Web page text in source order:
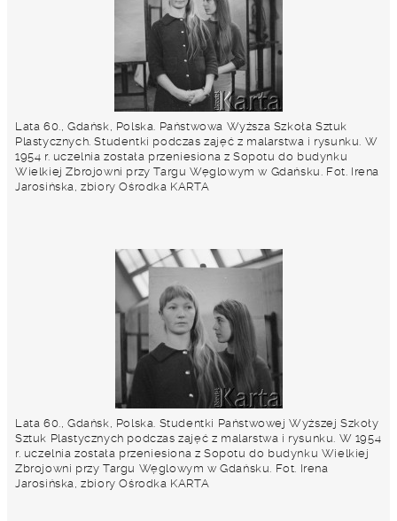
Lata 60., Gdańsk, Polska. Państwowa Wyższa Szkoła Sztuk
Plastycznych. Studentki podczas zajęć z malarstwa i rysunku. W
1954 r. uczelnia została przeniesiona z Sopotu do budynku
Wielkiej Zbrojowni przy Targu Węglowym w Gdańsku. Fot. Irena
Jarosińska, zbiory Ośrodka KARTA
Lata 60., Gdańsk, Polska. Studentki Państwowej Wyższej Szkoły
Sztuk Plastycznych podczas zajęć z malarstwa i rysunku. W 1954
r. uczelnia została przeniesiona z Sopotu do budynku Wielkiej
Zbrojowni przy Targu Węglowym w Gdańsku. Fot. Irena
Jarosińska, zbiory Ośrodka KARTA